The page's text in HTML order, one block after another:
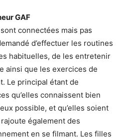
GAF
connectées mais pas
d’effectuer les routines
habituelles, de les entretenir
ainsi que les exercices de
Le principal étant de
qu’elles connaissent bien
possible, et qu’elles soient
également des
en se filmant. Les filles